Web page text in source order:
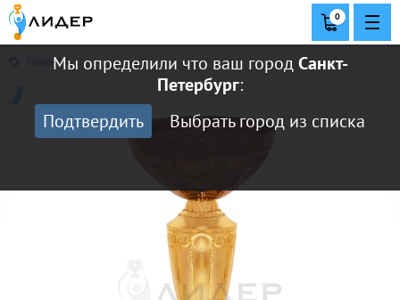
Мы определили что ваш городСанкт-
Петербург:
Подтвердить
Выбрать город из списка
0
Главная